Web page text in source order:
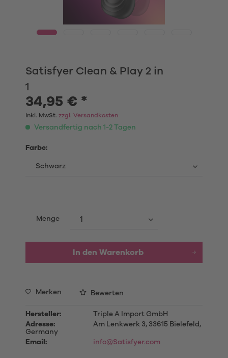
Satisfyer Clean & Play 2 in
1
34,95 € *
inkl. MwSt. zzgl. Versandkosten
Versandfertig nach 1-2 Tagen
Farbe:
Menge
In den Warenkorb
Merken Bewerten
Hersteller:
Triple A Import GmbH
Adresse:
Am Lenkwerk 3, 33615 Bielefeld,
Germany
Email:
info@Satisfyer.com